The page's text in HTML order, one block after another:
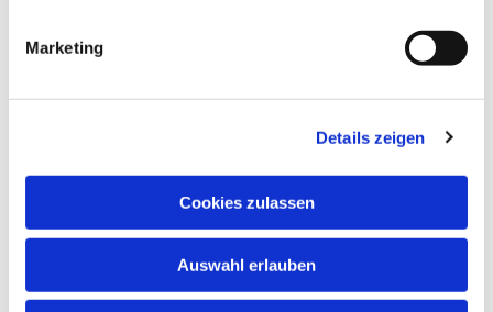
Marketing
Details zeigen
Cookies zulassen
Auswahl erlauben